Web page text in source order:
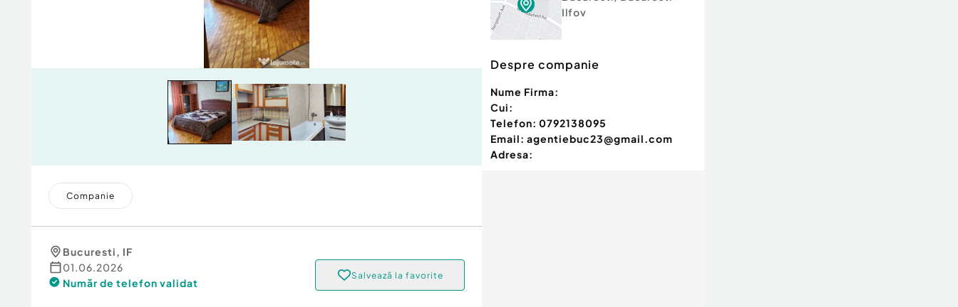
Companie
Bucuresti, IF
01.06.2026
Număr de telefon validat
Salvează la favorite
Ilfov
Despre companie
Nume Firma:
Cui:
Telefon: 0792138095
Email: agentiebuc23@gmail.com
Adresa: